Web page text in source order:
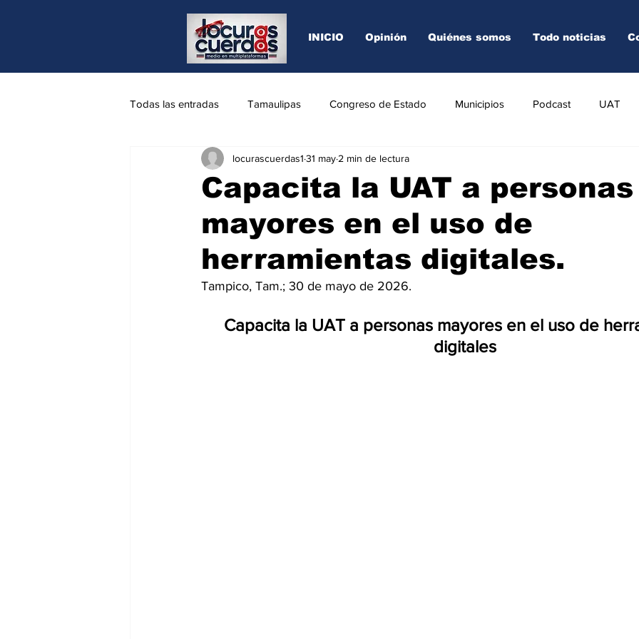
INICIO Opinión Quiénes somos Todo noticias
Todas las entradas Tamaulipas Congreso de Estado Municipios Podcast UAT
REYNOSA N.LAREDO TAMPICO
Capacita la UAT a personas
mayores en el uso de
herramientas digitales.
locurascuerdas1 31 may 2 min de lectura
Tampico, Tam.; 30 de mayo de 2026.
Capacita la UAT a personas mayores en el uso de
digitales